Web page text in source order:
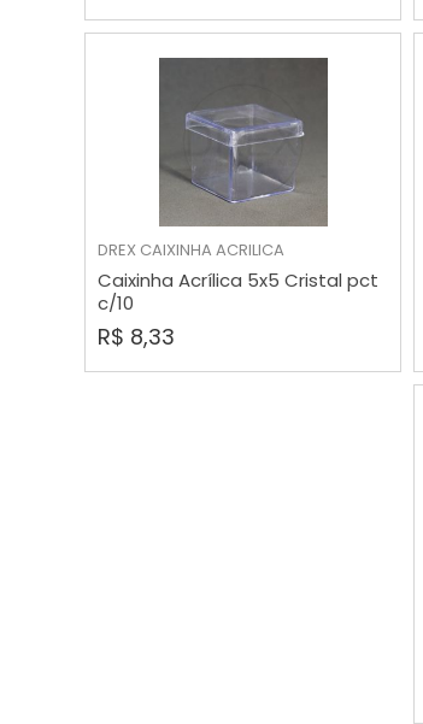
DREX CAIXINHA ACRILICA
Caixinha Acrílica 5x5 Cristal pct
c/10
R$ 8,33
COMPRAR